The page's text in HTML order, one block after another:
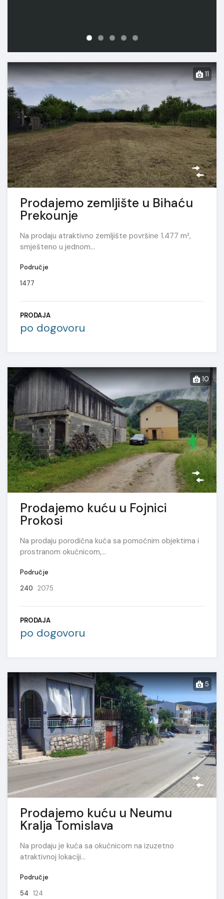
11
Prodajemo zemljište u Bihaću
Prekounje
Na prodaju atraktivno zemljište površine 1.477 m²,
smješteno u jednom…
Područje
1477
PRODAJA
po dogovoru
10
Prodajemo kuću u Fojnici
Prokosi
Na prodaju porodična kuća sa pomoćnim objektima i
prostranom okućnicom,…
Područje
240 2075
PRODAJA
po dogovoru
5
Prodajemo kuću u Neumu
Kralja Tomislava
Na prodaju je kuća sa okućnicom na izuzetno
atraktivnoj lokaciji…
Područje
54 124